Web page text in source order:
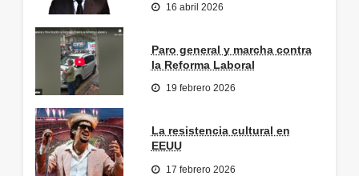
16 abril 2026
Paro general y marcha contra
la Reforma Laboral
19 febrero 2026
La resistencia cultural en
EEUU
17 febrero 2026